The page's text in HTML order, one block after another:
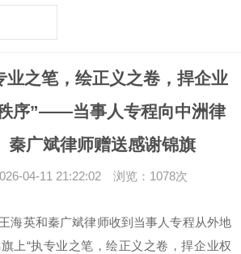
业之笔，绘正义之卷，捍企业
序”——当事人专程向中洲律
秦广斌律师赠送感谢锦旗
04-11 21:22:02 浏览：1078次
海英和秦广斌律师收到当事人专程从外地
上“执专业之笔，绘正义之卷，捍企业权